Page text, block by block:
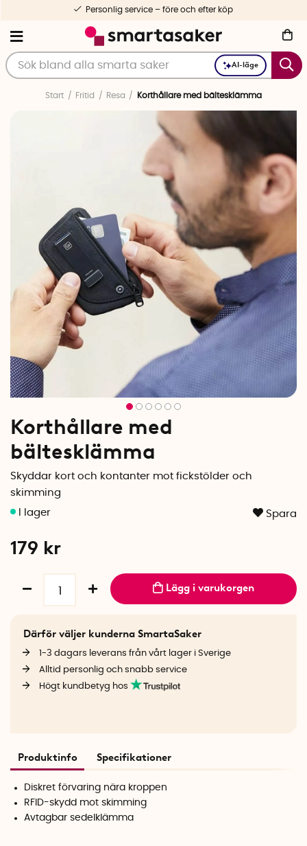
AI-läge
Personlig service – före och efter köp
Start Fritid Resa Korthållare med bältesklämma
Korthållare med
bältesklämma
Skyddar kort och kontanter mot fickstölder och
skimming
Spara
179 kr
Lägg i varukorgen
Därför väljer kunderna SmartaSaker
1-3 dagars leverans från vårt lager i Sverige
Alltid personlig och snabb service
Högt kundbetyg hos
Produktinfo Specifikationer
Diskret förvaring nära kroppen
RFID-skydd mot skimming
Avtagbar sedelklämma